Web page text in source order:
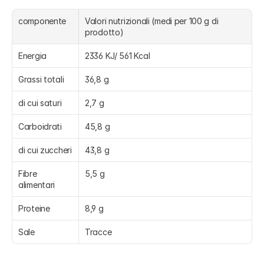
componente
Valori nutrizionali (medi per 100 g di
prodotto)
Energia 2336 KJ/ 561 Kcal
Grassi totali 36,8 g
di cui saturi 2,7 g
Carboidrati 45,8 g
di cui zuccheri 43,8 g
Fibre
alimentari
5,5 g
Proteine 8,9 g
Sale Tracce